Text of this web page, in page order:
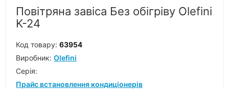
Повітряна завіса Без обігріву Olefini
K-24
Код товару: 63954
Виробник: Olefini
Серiя:
Прайс встановлення кондиціонерів